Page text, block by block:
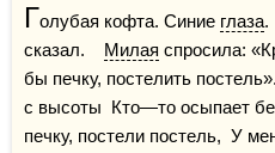
Голубая кофта. Синие глаза.
сказал. Милая спросила:
бы печку, постелить
с высоты  Кто—то осыпает
печку, постели постель,  У